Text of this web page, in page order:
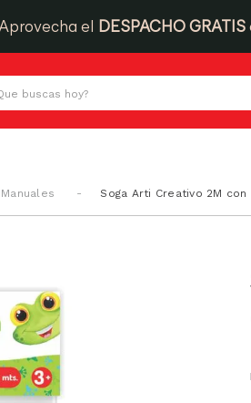
el DESPACHO GRATIS
hoy?
Soga Arti Creativo 2M